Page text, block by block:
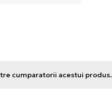
cumparatorii acestui produs.